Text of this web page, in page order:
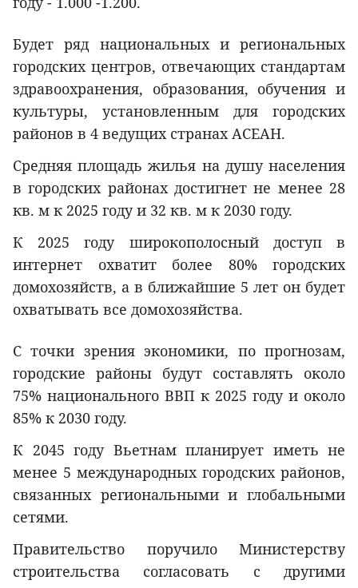
Будет ряд национальных и региональных
городских центров, отвечающих стандартам
здравоохранения, образования, обучения и
культуры, установленным для городских
районов в 4 ведущих странах АСЕАН.
Средняя площадь жилья на душу населения
в городских районах достигнет не менее 28
кв. м к 2025 году и 32 кв. м к 2030 году.
К 2025 году широкополосный доступ в
интернет охватит более 80% городских
домохозяйств, а в ближайшие 5 лет он будет
охватывать все домохозяйства.
С точки зрения экономики, по прогнозам,
городские районы будут составлять около
75% национального ВВП к 2025 году и около
85% к 2030 году.
К 2045 году Вьетнам планирует иметь не
менее 5 международных городских районов,
связанных региональными и глобальными
сетями.
Правительство поручило Министерству
строительства согласовать с другими